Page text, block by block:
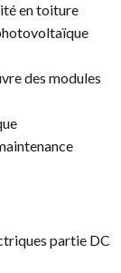
en toiture
des modules
partie DC